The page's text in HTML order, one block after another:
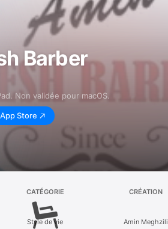
Barber
Non validée pour macOS.
Store
CATÉGORIE
Style de vie
CRÉATION
Amin Meghzili